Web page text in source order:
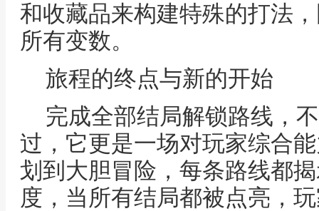
和收藏品来构建特殊的打法
所有变数。
旅程的终点与新的开始
完成全部结局解锁路线，
过，它更是一场对玩家综合
划到大胆冒险，每条路线都
度，当所有结局都被点亮，